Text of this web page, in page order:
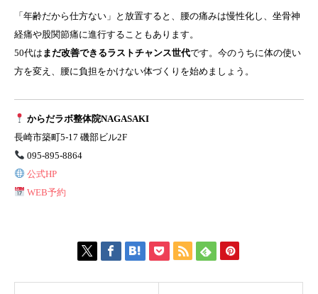
「年齢だから仕方ない」と放置すると、腰の痛みは慢性化し、坐骨神
経痛や股関節痛に進行することもあります。
50代は まだ改善できるラストチャンス世代です。今のうちに体の使い
方を変え、腰に負担をかけない体づくりを始めましょう。
からだラボ整体院NAGASAKI
長崎市築町5-17 磯部ビル2F
095-895-8864
公式HP
WEB予約